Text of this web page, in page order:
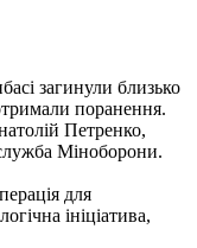
загинули близько
поранення.
Петренко,
Міноборони.
для
ініціатива,